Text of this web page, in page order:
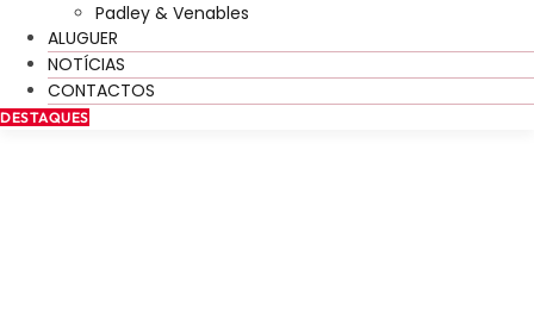
Padley & Venables
ALUGUER
NOTÍCIAS
CONTACTOS
DESTAQUES